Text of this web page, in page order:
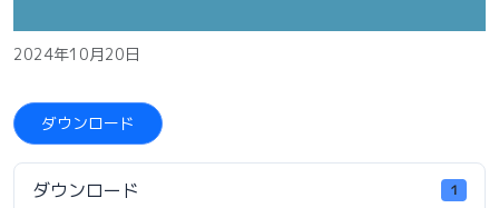
2024年10月20日
ダウンロード
ダウンロード 1